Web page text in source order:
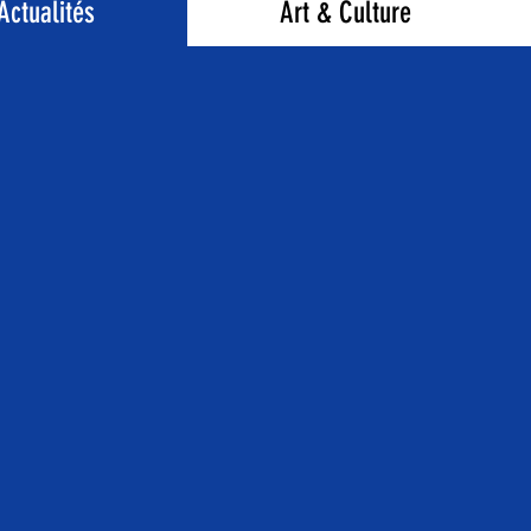
Art & Culture